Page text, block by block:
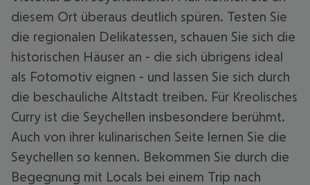
diesem Ort überaus deutlich spüren. Testen Sie
die regionalen Delikatessen, schauen Sie sich die
historischen Häuser an - die sich übrigens ideal
als Fotomotiv eignen - und lassen Sie sich durch
die beschauliche Altstadt treiben. Für Kreolisches
Curry ist die Seychellen insbesondere berühmt.
Auch von ihrer kulinarischen Seite lernen Sie die
Seychellen so kennen. Bekommen Sie durch die
Begegnung mit Locals bei einem Trip nach